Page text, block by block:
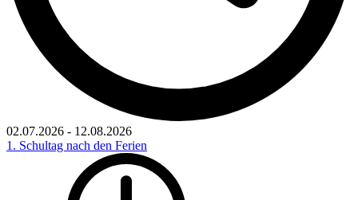
02.07.2026 - 12.08.2026
1. Schultag nach den Ferien